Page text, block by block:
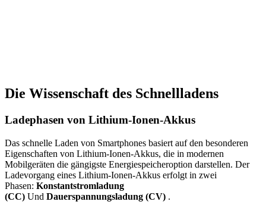
Die Wissenschaft des Schnellladens
Ladephasen von Lithium-Ionen-Akkus
Das schnelle Laden von Smartphones basiert auf den besonderen
Eigenschaften von Lithium-Ionen-Akkus, die in modernen
Mobilgeräten die gängigste Energiespeicheroption darstellen. Der
Ladevorgang eines Lithium-Ionen-Akkus erfolgt in zwei
Phasen: Konstantstromladung
(CC) Und Dauerspannungsladung (CV) .